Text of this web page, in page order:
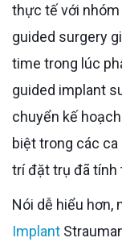
thực tế với
guided surgery
time trong lúc
guided implant
chuyển kế
biệt trong các
trí đặt trụ đã tính
Nói dễ hiểu
Implant